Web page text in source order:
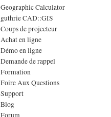
Geographic Calculator
guthrie CAD::GIS
Coups de projecteur
Achat en ligne
Démo en ligne
Demande de rappel
Formation
Foire Aux Questions
Support
Blog
Forum